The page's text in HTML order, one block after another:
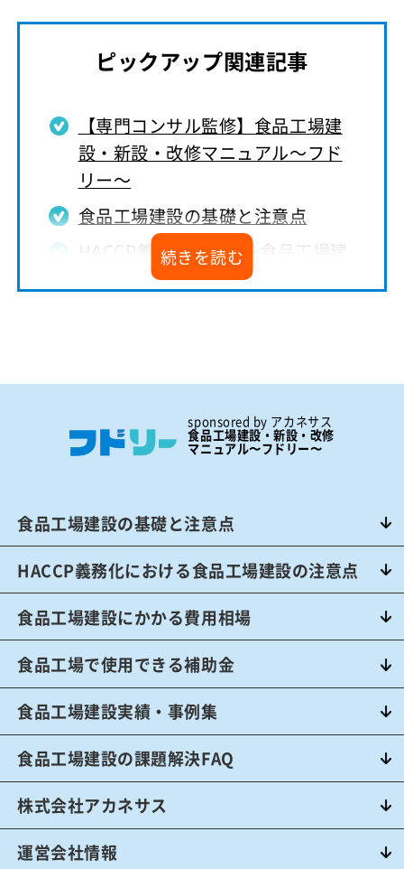
ピックアップ関連記事
【専門コンサル監修】食品工場建
設・新設・改修マニュアル～フド
リー～
食品工場建設の基礎と注意点
HACCP義務化における食品工場建
設の注意点
食品工場建設実績・事例集
食品工場建設の課題解決FAQ
株式会社アカネサス
sponsored by アカネサス
食品工場建設・新設・改修
マニュアル〜フドリー〜
食品工場建設の基礎と注意点
HACCP義務化における食品工場建設の注意点
食品工場建設にかかる費用相場
食品工場で使用できる補助金
食品工場建設実績・事例集
食品工場建設の課題解決FAQ
株式会社アカネサス
運営会社情報